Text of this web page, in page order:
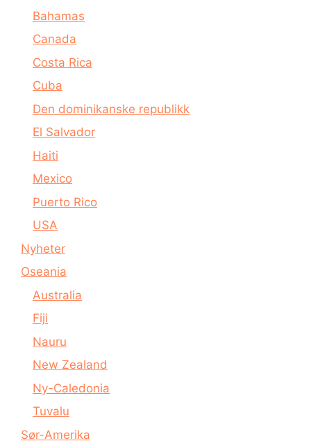
Bahamas
Canada
Costa Rica
Cuba
Den dominikanske republikk
El Salvador
Haiti
Mexico
Puerto Rico
USA
Nyheter
Oseania
Australia
Fiji
Nauru
New Zealand
Ny-Caledonia
Tuvalu
Sør-Amerika